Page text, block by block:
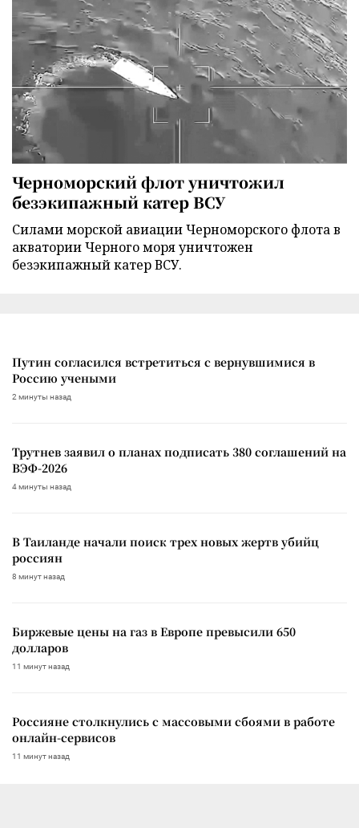
Черноморский флот уничтожил
безэкипажный катер ВСУ
Силами морской авиации Черноморского флота в
акватории Черного моря уничтожен
безэкипажный катер ВСУ.
Путин согласился встретиться с вернувшимися в
Россию учеными
2 минуты назад
Трутнев заявил о планах подписать 380 соглашений на
ВЭФ-2026
4 минуты назад
В Таиланде начали поиск трех новых жертв убийц
россиян
8 минут назад
Биржевые цены на газ в Европе превысили 650
долларов
11 минут назад
Россияне столкнулись с массовыми сбоями в работе
онлайн-сервисов
11 минут назад